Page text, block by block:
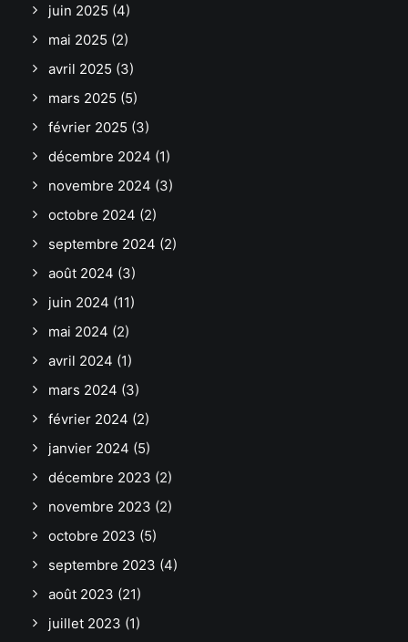
juin 2025 (4)
mai 2025 (2)
avril 2025 (3)
mars 2025 (5)
février 2025 (3)
décembre 2024 (1)
novembre 2024 (3)
octobre 2024 (2)
septembre 2024 (2)
août 2024 (3)
juin 2024 (11)
mai 2024 (2)
avril 2024 (1)
mars 2024 (3)
février 2024 (2)
janvier 2024 (5)
décembre 2023 (2)
novembre 2023 (2)
octobre 2023 (5)
septembre 2023 (4)
août 2023 (21)
juillet 2023 (1)